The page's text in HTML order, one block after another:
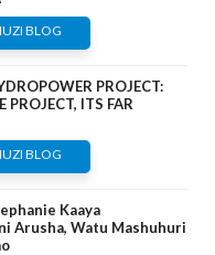
BLOG
PROJECT:
PROJECT, ITS FAR
BLOG
Kaaya
Arusha, Watu Mashuhuri